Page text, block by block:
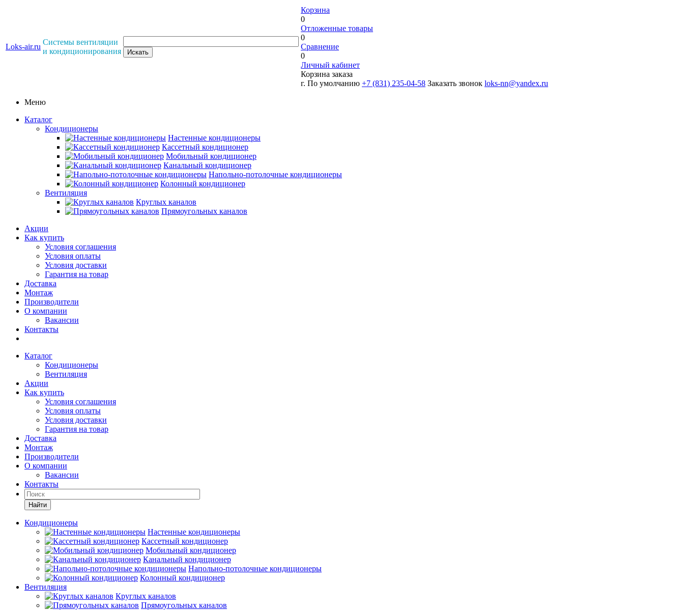
Loks-air.ru
Системы вентиляции
и кондиционирования
Корзина
0
Отложенные товары
0
Сравнение
0
Личный кабинет
Корзина заказа
г. По умолчанию +7 (831) 235-04-58 Заказать звонок loks-nn@yandex.ru
Меню
Каталог
Кондиционеры
Настенные кондиционеры
Кассетный кондиционер
Мобильный кондиционер
Канальный кондиционер
Напольно-потолочные кондиционеры
Колонный кондиционер
Вентиляция
Круглых каналов
Прямоугольных каналов
Акции
Как купить
Условия соглашения
Условия оплаты
Условия доставки
Гарантия на товар
Доставка
Монтаж
Производители
О компании
Вакансии
Контакты
Каталог
Кондиционеры
Вентиляция
Акции
Как купить
Условия соглашения
Условия оплаты
Условия доставки
Гарантия на товар
Доставка
Монтаж
Производители
О компании
Вакансии
Контакты
Кондиционеры
Настенные кондиционеры
Кассетный кондиционер
Мобильный кондиционер
Канальный кондиционер
Напольно-потолочные кондиционеры
Колонный кондиционер
Вентиляция
Круглых каналов
Прямоугольных каналов